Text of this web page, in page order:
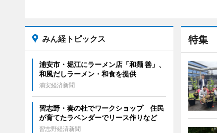
特集
みん経トピックス
浦安市・堀江にラーメン店「和麺 善」、
和風だしラーメン・和食を提供
浦安経済新聞
習志野・奏の杜でワークショップ 住民
が育てたラベンダーでリース作りなど
習志野経済新聞